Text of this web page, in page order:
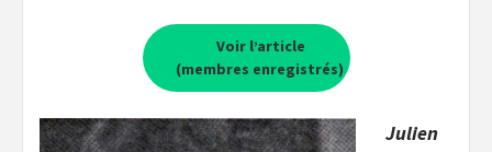
Voir l’article
(membres enregistrés)
Julien